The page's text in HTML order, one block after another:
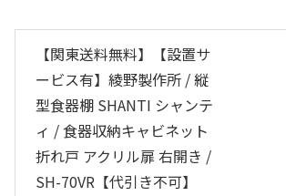
【関東送料無料】【設置サ
ービス有】綾野製作所 / 縦
型食器棚 SHANTI シャンテ
ィ / 食器収納キャビネット
折れ戸 アクリル扉 右開き /
SH-70VR【代引き不可】